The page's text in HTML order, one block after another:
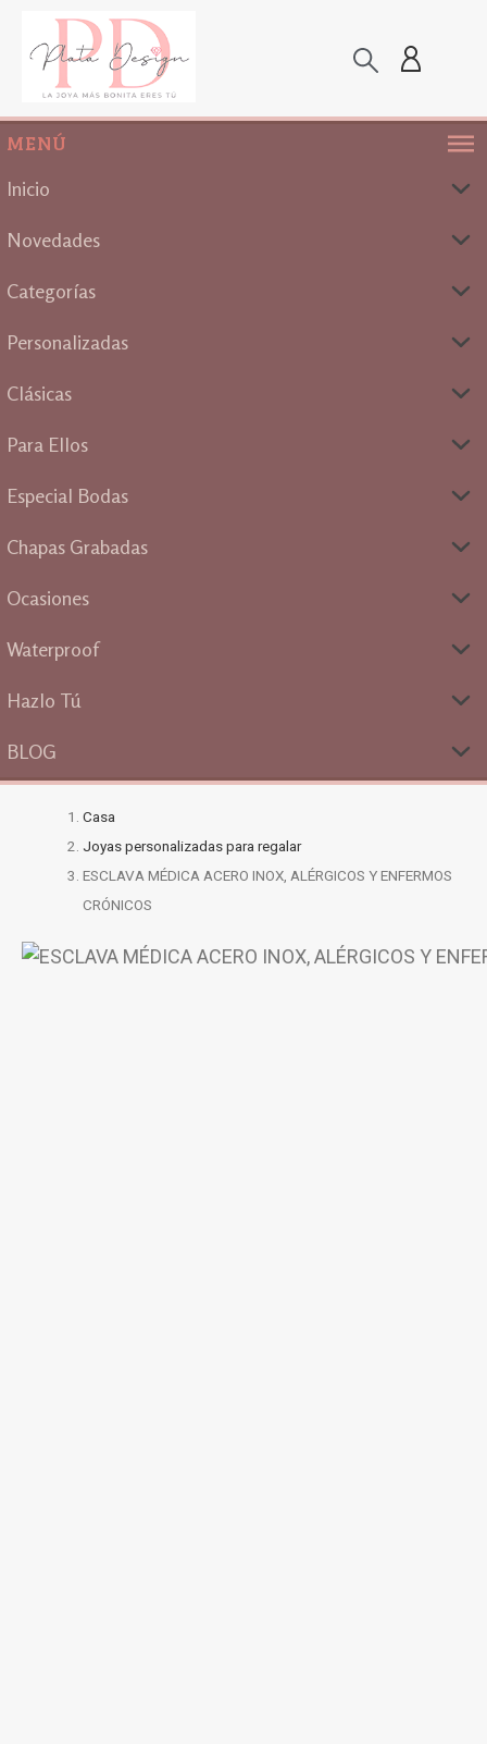
MENÚ
Inicio
Novedades
Categorías
Personalizadas
Clásicas
Para Ellos
Especial Bodas
Chapas Grabadas
Ocasiones
Waterproof
Hazlo Tú
BLOG
Casa
Joyas personalizadas para regalar
ESCLAVA MÉDICA ACERO INOX, ALÉRGICOS Y ENFERMOS
CRÓNICOS